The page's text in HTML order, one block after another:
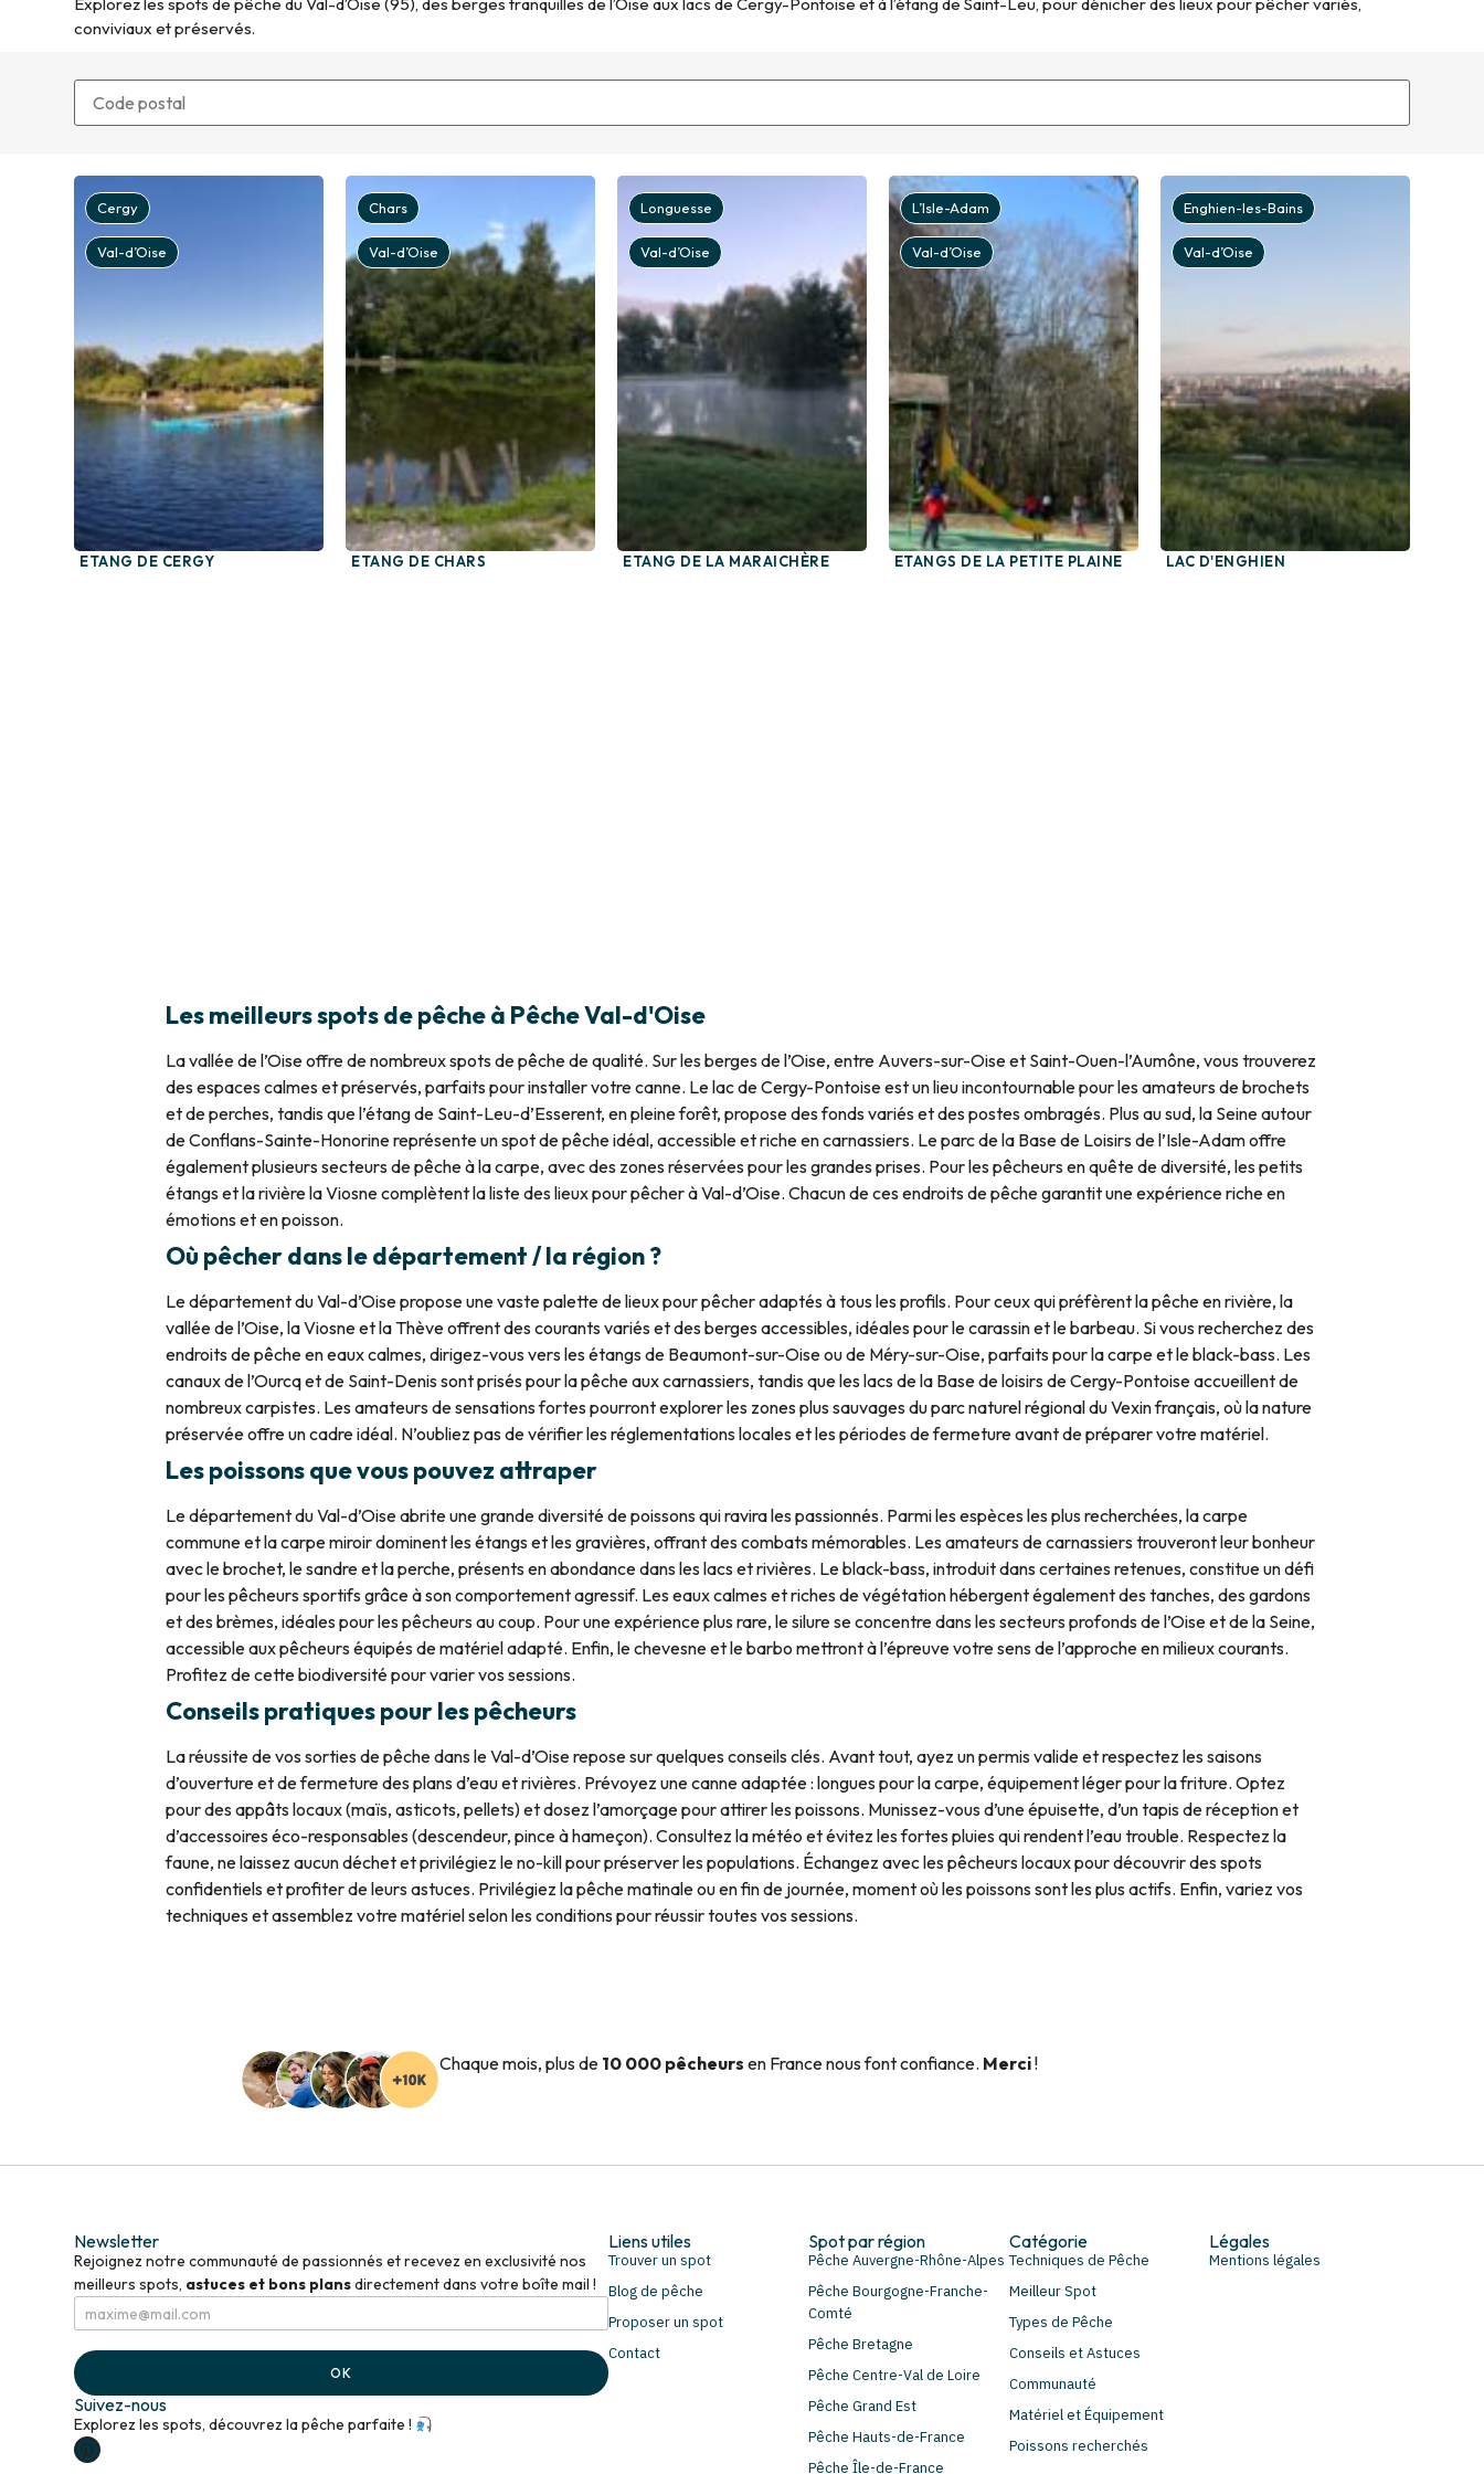
conviviaux et préservés.
Cergy
Val-d’Oise
ETANG DE CERGY
Chars
Val-d’Oise
ETANG DE CHARS
Longuesse
Val-d’Oise
ETANG DE LA MARAICHÈRE
L’Isle-Adam
Val-d’Oise
ETANGS DE LA PETITE PLAINE
Enghien-les-Bains
Val-d’Oise
LAC D'ENGHIEN
Les meilleurs spots de pêche à Pêche Val-d'Oise
La vallée de l’Oise offre de nombreux spots de pêche de qualité. Sur les berges de l’Oise, entre Auvers-sur-Oise et Saint-Ouen-l’Aumône, vous trouverez
des espaces calmes et préservés, parfaits pour installer votre canne. Le lac de Cergy-Pontoise est un lieu incontournable pour les amateurs de brochets
et de perches, tandis que l’étang de Saint-Leu-d’Esserent, en pleine forêt, propose des fonds variés et des postes ombragés. Plus au sud, la Seine autour
de Conflans-Sainte-Honorine représente un spot de pêche idéal, accessible et riche en carnassiers. Le parc de la Base de Loisirs de l’Isle-Adam offre
également plusieurs secteurs de pêche à la carpe, avec des zones réservées pour les grandes prises. Pour les pêcheurs en quête de diversité, les petits
étangs et la rivière la Viosne complètent la liste des lieux pour pêcher à Val-d’Oise. Chacun de ces endroits de pêche garantit une expérience riche en
émotions et en poisson.
Où pêcher dans le département / la région ?
Le département du Val-d’Oise propose une vaste palette de lieux pour pêcher adaptés à tous les profils. Pour ceux qui préfèrent la pêche en rivière, la
vallée de l’Oise, la Viosne et la Thève offrent des courants variés et des berges accessibles, idéales pour le carassin et le barbeau. Si vous recherchez des
endroits de pêche en eaux calmes, dirigez-vous vers les étangs de Beaumont-sur-Oise ou de Méry-sur-Oise, parfaits pour la carpe et le black-bass. Les
canaux de l’Ourcq et de Saint-Denis sont prisés pour la pêche aux carnassiers, tandis que les lacs de la Base de loisirs de Cergy-Pontoise accueillent de
nombreux carpistes. Les amateurs de sensations fortes pourront explorer les zones plus sauvages du parc naturel régional du Vexin français, où la nature
préservée offre un cadre idéal. N’oubliez pas de vérifier les réglementations locales et les périodes de fermeture avant de préparer votre matériel.
Les poissons que vous pouvez attraper
Le département du Val-d’Oise abrite une grande diversité de poissons qui ravira les passionnés. Parmi les espèces les plus recherchées, la carpe
commune et la carpe miroir dominent les étangs et les gravières, offrant des combats mémorables. Les amateurs de carnassiers trouveront leur bonheur
avec le brochet, le sandre et la perche, présents en abondance dans les lacs et rivières. Le black-bass, introduit dans certaines retenues, constitue un défi
pour les pêcheurs sportifs grâce à son comportement agressif. Les eaux calmes et riches de végétation hébergent également des tanches, des gardons
et des brèmes, idéales pour les pêcheurs au coup. Pour une expérience plus rare, le silure se concentre dans les secteurs profonds de l’Oise et de la Seine,
accessible aux pêcheurs équipés de matériel adapté. Enfin, le chevesne et le barbo mettront à l’épreuve votre sens de l’approche en milieux courants.
Profitez de cette biodiversité pour varier vos sessions.
Conseils pratiques pour les pêcheurs
La réussite de vos sorties de pêche dans le Val-d’Oise repose sur quelques conseils clés. Avant tout, ayez un permis valide et respectez les saisons
d’ouverture et de fermeture des plans d’eau et rivières. Prévoyez une canne adaptée : longues pour la carpe, équipement léger pour la friture. Optez
pour des appâts locaux (maïs, asticots, pellets) et dosez l’amorçage pour attirer les poissons. Munissez-vous d’une épuisette, d’un tapis de réception et
d’accessoires éco-responsables (descendeur, pince à hameçon). Consultez la météo et évitez les fortes pluies qui rendent l’eau trouble. Respectez la
faune, ne laissez aucun déchet et privilégiez le no-kill pour préserver les populations. Échangez avec les pêcheurs locaux pour découvrir des spots
confidentiels et profiter de leurs astuces. Privilégiez la pêche matinale ou en fin de journée, moment où les poissons sont les plus actifs. Enfin, variez vos
techniques et assemblez votre matériel selon les conditions pour réussir toutes vos sessions.
Chaque mois, plus de 10 000 pêcheurs en France nous font confiance. Merci!
Newsletter
Rejoignez notre communauté de passionnés et recevez en exclusivité nos
meilleurs spots, astuces et bons plansdirectement dans votre boîte mail !
*
E
m
i
l
*
OK
Suivez-nous
Explorez les spots, découvrez la pêche parfaite !
Liens utiles
Trouver un spot
Blog de pêche
Proposer un spot
Contact
Spot par région
Pêche Auvergne-Rhône-Alpes
Pêche Bourgogne-Franche-
Comté
Pêche Bretagne
Pêche Centre-Val de Loire
Pêche Grand Est
Pêche Hauts-de-France
Pêche Île-de-France
Catégorie
Techniques de Pêche
Meilleur Spot
Types de Pêche
Conseils et Astuces
Communauté
Matériel et Équipement
Poissons recherchés
Légales
Mentions légales